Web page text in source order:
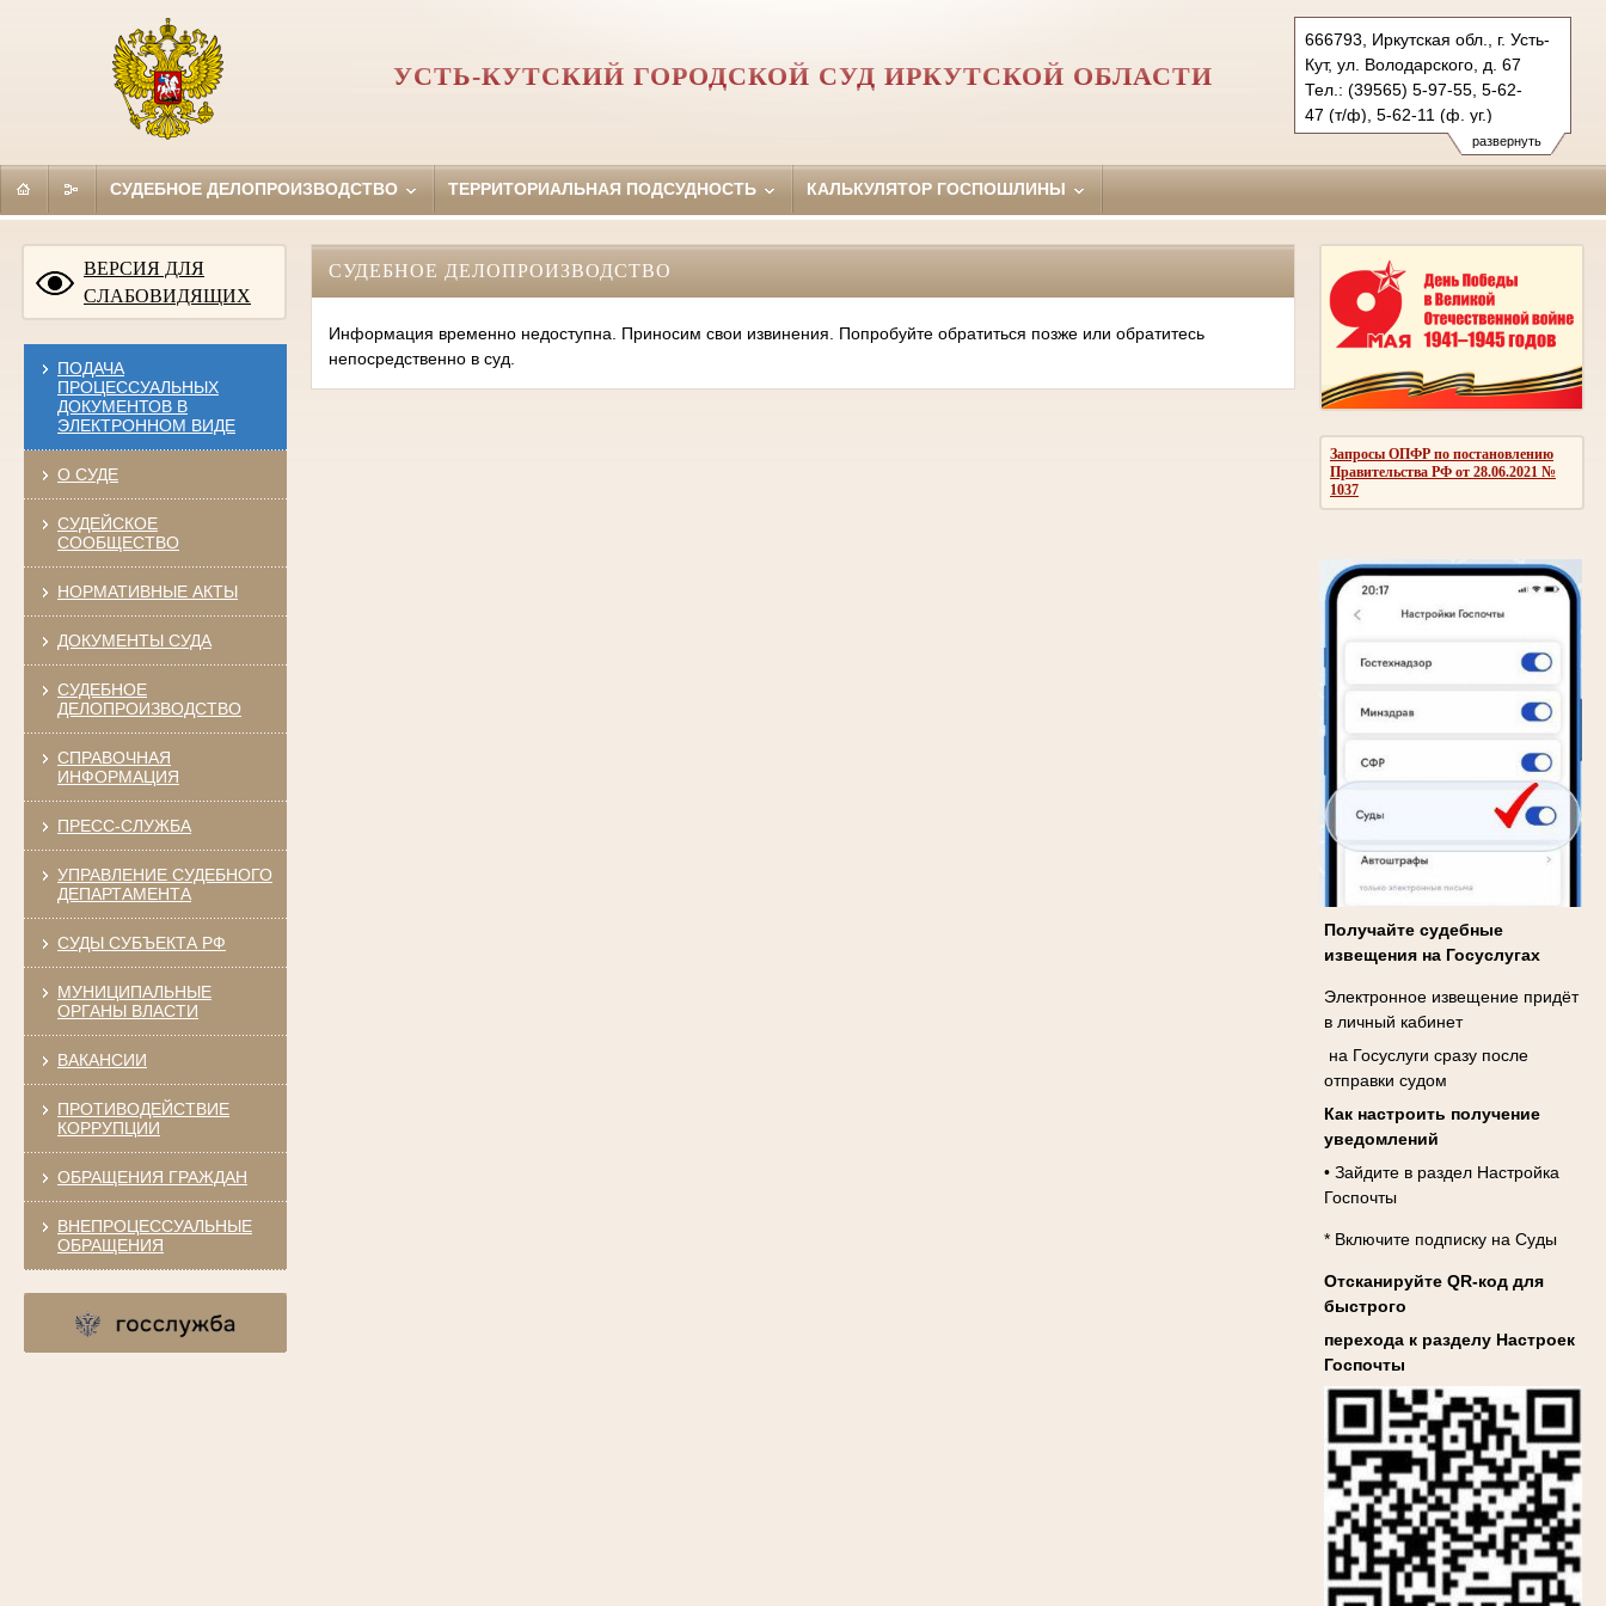
развернуть
666793, Иркутская обл., г. Усть-
Кут, ул. Володарского, д. 67
Тел.: (39565) 5-97-55, 5-62-
47 (т/ф), 5-62-11 (ф. уг.)
ust-kutsky.irk@sudrf.ru
УСТЬ-КУТСКИЙ ГОРОДСКОЙ СУД ИРКУТСКОЙ ОБЛАСТИ
СУДЕБНОЕ ДЕЛОПРОИЗВОДСТВО ТЕРРИТОРИАЛЬНАЯ ПОДСУДНОСТЬ КАЛЬКУЛЯТОР ГОСПОШЛИНЫ
ВЕРСИЯ ДЛЯ
СЛАБОВИДЯЩИХ
ПОДАЧА
ПРОЦЕССУАЛЬНЫХ
ДОКУМЕНТОВ В
ЭЛЕКТРОННОМ ВИДЕ
О СУДЕ
СУДЕЙСКОЕ
СООБЩЕСТВО
НОРМАТИВНЫЕ АКТЫ
ДОКУМЕНТЫ СУДА
СУДЕБНОЕ
ДЕЛОПРОИЗВОДСТВО
СПРАВОЧНАЯ
ИНФОРМАЦИЯ
ПРЕСС-СЛУЖБА
УПРАВЛЕНИЕ СУДЕБНОГО
ДЕПАРТАМЕНТА
СУДЫ СУБЪЕКТА РФ
МУНИЦИПАЛЬНЫЕ
ОРГАНЫ ВЛАСТИ
ВАКАНСИИ
ПРОТИВОДЕЙСТВИЕ
КОРРУПЦИИ
ОБРАЩЕНИЯ ГРАЖДАН
ВНЕПРОЦЕССУАЛЬНЫЕ
ОБРАЩЕНИЯ
Запросы ОПФР по постановлению
Правительства РФ от 28.06.2021 №
1037
Получайте судебные
извещения на Госуслугах
Электронное извещение придёт
в личный кабинет
на Госуслуги сразу после
отправки судом
Как настроить получение
уведомлений
• Зайдите в раздел Настройка
Госпочты
* Включите подписку на Суды
Отсканируйте QR-код для
быстрого
перехода к разделу Настроек
Госпочты
СУДЕБНОЕ ДЕЛОПРОИЗВОДСТВО
Информация временно недоступна. Приносим свои извинения. Попробуйте обратиться позже или обратитесь
непосредственно в суд.